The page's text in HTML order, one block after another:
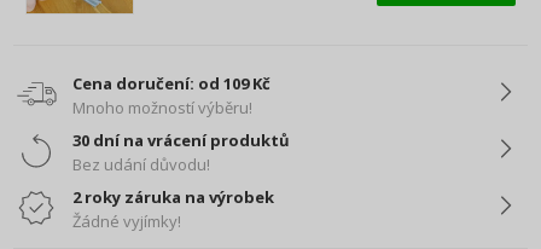
Cena doručení: od 109 Kč
Mnoho možností výběru!
30 dní na vrácení produktů
Bez udání důvodu!
2 roky záruka na výrobek
Žádné vyjímky!